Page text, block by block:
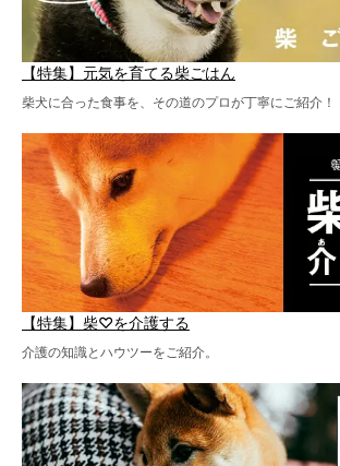
【特集】元気を育てる柴ごはん
柴犬に合った食事を、その道のプロが丁寧にご紹介！
【特集】柴♡を介護する
介護の知識とハウツーをご紹介。